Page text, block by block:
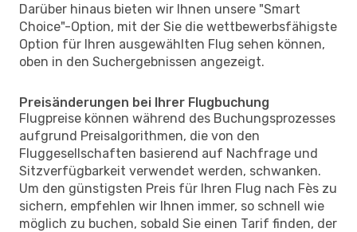
Darüber hinaus bieten wir Ihnen unsere "Smart
Choice"-Option, mit der Sie die wettbewerbsfähigste
Option für Ihren ausgewählten Flug sehen können,
oben in den Suchergebnissen angezeigt.
Preisänderungen bei Ihrer Flugbuchung
Flugpreise können während des Buchungsprozesses
aufgrund Preisalgorithmen, die von den
Fluggesellschaften basierend auf Nachfrage und
Sitzverfügbarkeit verwendet werden, schwanken.
Um den günstigsten Preis für Ihren Flug nach Fès zu
sichern, empfehlen wir Ihnen immer, so schnell wie
möglich zu buchen, sobald Sie einen Tarif finden, der